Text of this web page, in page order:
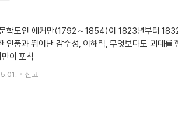
학도인 에커만(1792～1854)이 1823년부터
인품과 뛰어난 감수성, 이해력, 무엇보다도 괴테
이 포착
신고